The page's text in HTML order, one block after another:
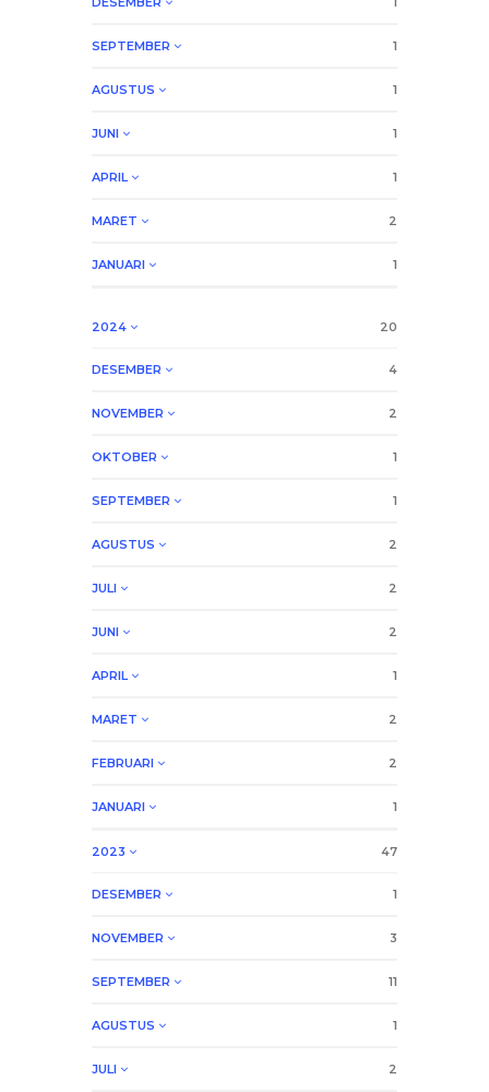
SEPTEMBER 1
AGUSTUS 1
JUNI 1
APRIL 1
MARET 2
JANUARI 1
2024 20
DESEMBER 4
NOVEMBER 2
OKTOBER 1
SEPTEMBER 1
AGUSTUS 2
JULI 2
JUNI 2
APRIL 1
MARET 2
FEBRUARI 2
JANUARI 1
2023 47
DESEMBER 1
NOVEMBER 3
SEPTEMBER 11
AGUSTUS 1
JULI 2